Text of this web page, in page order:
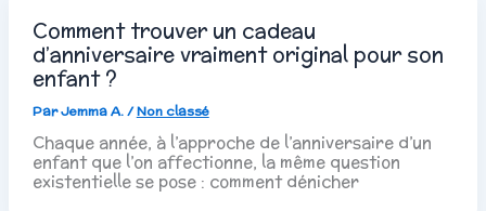
Comment trouver un cadeau
d’anniversaire vraiment original pour son
enfant ?
ParJemma A./Non classé
Chaque année, à l’approche de l’anniversaire d’un
enfant que l’on affectionne, la même question
existentielle se pose : comment dénicher